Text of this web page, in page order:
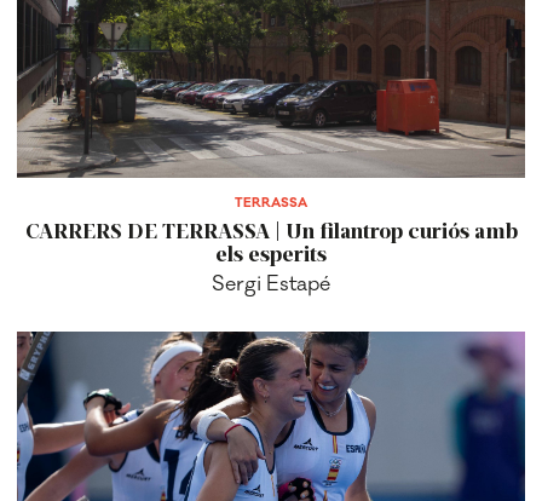
TERRASSA
CARRERS DE TERRASSA | Un filantrop curiós amb
els esperits
Sergi Estapé